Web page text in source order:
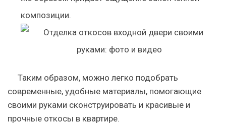
композиции.
Таким образом, можно легко подобрать
современные, удобные материалы, помогающие
своими руками сконструировать и красивые и
прочные откосы в квартире.